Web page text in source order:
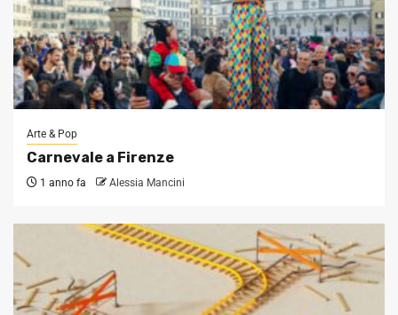
Arte & Pop
Carnevale a Firenze
1 anno fa Alessia Mancini